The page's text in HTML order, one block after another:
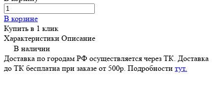
В корзине
Купить в 1 клик
Характеристики Описание
В наличии
Доставка по городам РФ осуществляется через ТК. Доставка
до ТК бесплатна при заказе от 500р. Подробности тут.